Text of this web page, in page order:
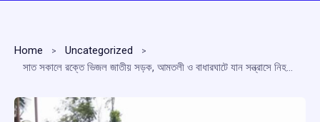
Home
Uncategorized
সাত সকালে রক্তে ভিজল জাতীয় সড়ক, আমতলী ও বাধারঘাটে যান সন্ত্রাসে নিহত দুই, গুরুতর পাঁচজন